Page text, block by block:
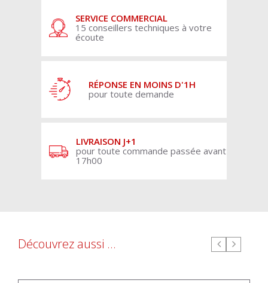
SERVICE COMMERCIAL
15 conseillers techniques à votre
écoute
RÉPONSE EN MOINS D'1H
pour toute demande
LIVRAISON J+1
pour toute commande passée avant
17h00
Découvrez aussi ...